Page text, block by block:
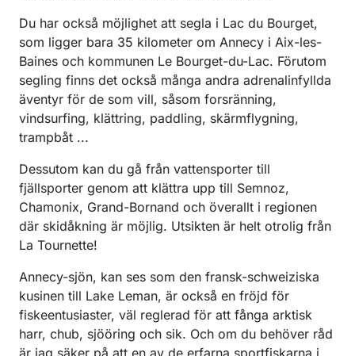
Du har också möjlighet att segla i Lac du Bourget,
som ligger bara 35 kilometer om Annecy i Aix-les-
Baines och kommunen Le Bourget-du-Lac. Förutom
segling finns det också många andra adrenalinfyllda
äventyr för de som vill, såsom forsränning,
vindsurfing, klättring, paddling, skärmflygning,
trampbåt ...
Dessutom kan du gå från vattensporter till
fjällsporter genom att klättra upp till Semnoz,
Chamonix, Grand-Bornand och överallt i regionen
där skidåkning är möjlig. Utsikten är helt otrolig från
La Tournette!
Annecy-sjön, kan ses som den fransk-schweiziska
kusinen till Lake Leman, är också en fröjd för
fiskeentusiaster, väl reglerad för att fånga arktisk
harr, chub, sjööring och sik. Och om du behöver råd
är jag säker på att en av de erfarna sportfiskarna i